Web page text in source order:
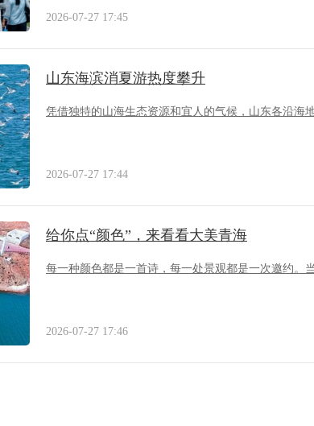
2026-07-27 17:45
山东海滨消夏游热度攀升
凭借独特的山海生态资源和宜人的气候，山东各沿海
2026-07-27 17:44
给你点“颜色”，来看看大美青海
每一种颜色都是一首诗，每一处景观都是一次邀约。
2026-07-27 17:46